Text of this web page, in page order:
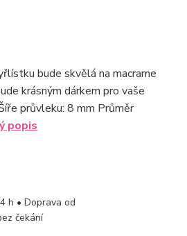
bude skvělá na macrame
krásným dárkem pro vaše
průvleku: 8 mm Průměr
popis
h • Doprava od
čekání